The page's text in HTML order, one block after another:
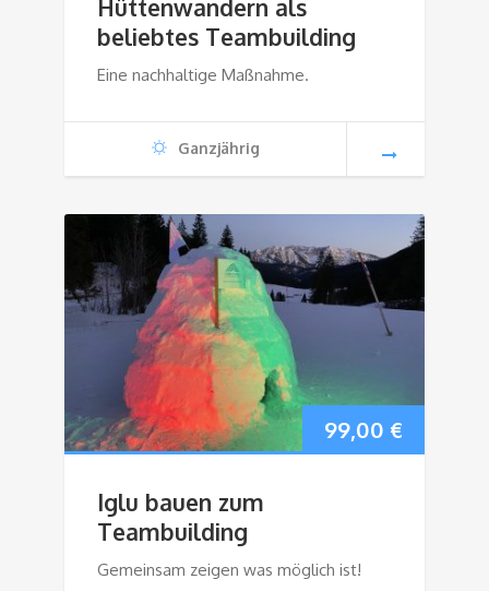
Hüttenwandern als
beliebtes Teambuilding
Eine nachhaltige Maßnahme.
Ganzjährig
99,00 €
Iglu bauen zum
Teambuilding
Gemeinsam zeigen was möglich ist!